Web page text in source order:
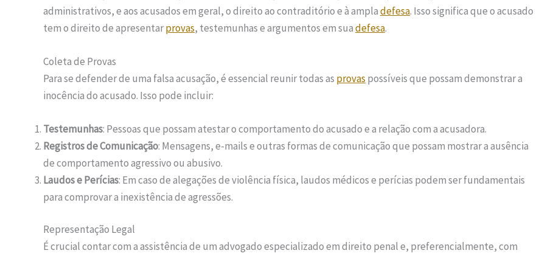
administrativos, e aos acusados em geral, o direito ao contraditório e à ampladefesa. Isso significa que o acusado
tem o direito de apresentarprovas, testemunhas e argumentos em suadefesa.
Coleta de Provas
Para se defender de uma falsa acusação, é essencial reunir todas as provas possíveis que possam demonstrar a
inocência do acusado. Isso pode incluir:
Testemunhas: Pessoas que possam atestar o comportamento do acusado e a relação com a acusadora.
Registros de Comunicação: Mensagens, e-mails e outras formas de comunicação que possam mostrar a ausência
de comportamento agressivo ou abusivo.
Laudos e Perícias: Em caso de alegações de violência física, laudos médicos e perícias podem ser fundamentais
para comprovar a inexistência de agressões.
Representação Legal
É crucial contar com a assistência de um advogado especializado em direito penal e, preferencialmente, com